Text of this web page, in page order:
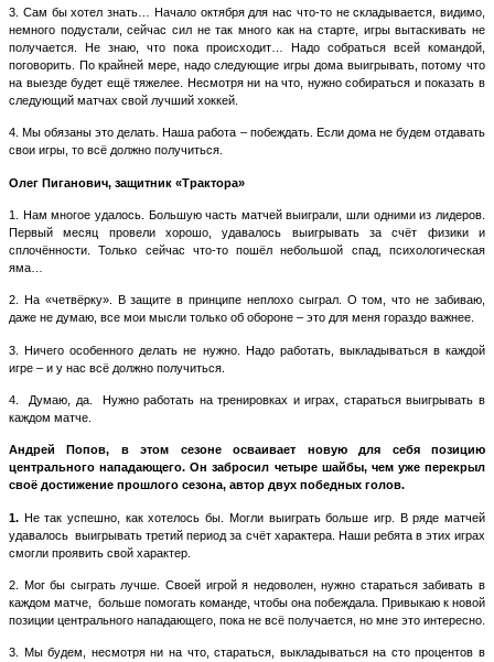
3. Сам бы хотел знать… Начало октября для нас что-то не складывается, видимо,
немного подустали, сейчас сил не так много как на старте, игры вытаскивать не
получается. Не знаю, что пока происходит… Надо собраться всей командой,
поговорить. По крайней мере, надо следующие игры дома выигрывать, потому что
на выезде будет ещё тяжелее. Несмотря ни на что, нужно собираться и показать в
следующий матчах свой лучший хоккей.
4. Мы обязаны это делать. Наша работа – побеждать. Если дома не будем отдавать
свои игры, то всё должно получиться.
Олег Пиганович, защитник «Трактора»
1. Нам многое удалось. Большую часть матчей выиграли, шли одними из лидеров.
Первый месяц провели хорошо, удавалось выигрывать за счёт физики и
сплочённости. Только сейчас что-то пошёл небольшой спад, психологическая
яма…
2. На «четвёрку». В защите в принципе неплохо сыграл. О том, что не забиваю,
даже не думаю, все мои мысли только об обороне – это для меня гораздо важнее.
3. Ничего особенного делать не нужно. Надо работать, выкладываться в каждой
игре – и у нас всё должно получиться.
4. Думаю, да.
Нужно работать на тренировках и играх, стараться выигрывать в
каждом матче.
Андрей Попов, в этом сезоне осваивает новую для себя позицию
центрального нападающего. Он забросил четыре шайбы, чем уже перекрыл
своё достижение прошлого сезона, автор двух победных голов.
1. Не так успешно, как хотелось бы. Могли выиграть больше игр. В ряде матчей
удавалось выигрывать третий период за счёт характера. Наши ребята в этих играх
смогли проявить свой характер.
2. Мог бы сыграть лучше. Своей игрой я недоволен, нужно стараться забивать в
каждом матче,
больше помогать команде, чтобы она побеждала. Привыкаю к новой
позиции центрального нападающего, пока не всё получается, но мне это интересно.
3. Мы будем, несмотря ни на что, стараться, выкладываться на сто процентов в